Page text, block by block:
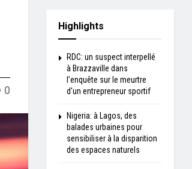
0
Highlights
RDC: un suspect interpellé
à Brazzaville dans
l’enquête sur le meurtre
d'un entrepreneur sportif
Nigeria: à Lagos, des
balades urbaines pour
sensibiliser à la disparition
des espaces naturels